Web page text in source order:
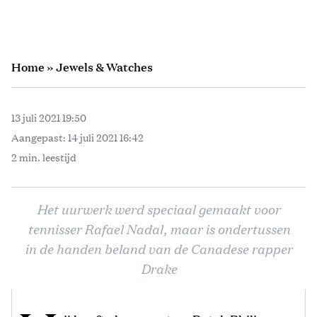
Home»Jewels & Watches
13 juli 2021 19:50
Aangepast: 14 juli 2021 16:42
2 min. leestijd
Het uurwerk werd speciaal gemaakt voor
tennisser Rafael Nadal, maar is ondertussen
in de handen beland van de Canadese rapper
Drake